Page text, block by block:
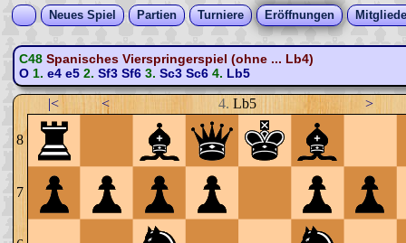
Neues Spiel Partien Turniere Eröffnungen
C48 Spanisches Vierspringerspiel (ohne ... Lb4)
O1. e4 e52. Sf3 Sf63. Sc3 Sc64. Lb5
|< < 4. Lb5 >
8
7